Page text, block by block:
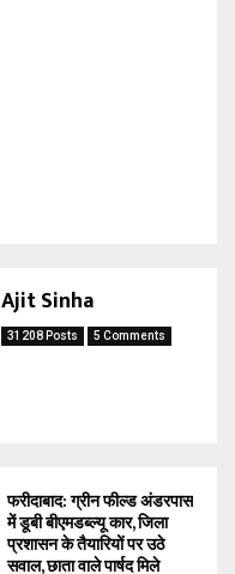
Ajit Sinha
31208 Posts 5 Comments
फरीदाबाद: ग्रीन फील्ड अंडरपास
में डूबी बीएमडब्ल्यू कार, जिला
प्रशासन के तैयारियों पर उठे
सवाल, छाता वाले पार्षद मिले